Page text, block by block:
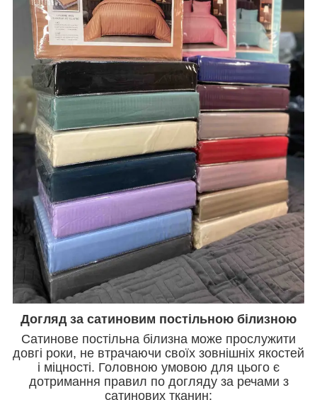
Догляд за сатиновим постільною білизною
Сатинове постільна білизна може прослужити
довгі роки, не втрачаючи своїх зовнішніх якостей
і міцності. Головною умовою для цього є
дотримання правил по догляду за речами з
сатинових тканин: